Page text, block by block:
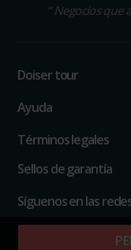
“Negocios que
Doiser tour
Ayuda
Términos legales
Sellos de garantía
Síguenos en las